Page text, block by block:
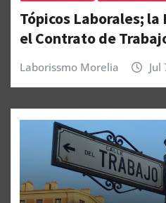
Tópicos Laborales;
el Contrato de
Laborissmo Morelia Jul